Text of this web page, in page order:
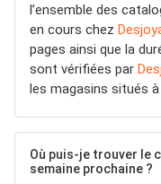
l’ensemble des
en cours chez
pages ainsi que la
sont vérifiées par
les magasins situés à
Où puis-je trouver le
semaine prochaine ?